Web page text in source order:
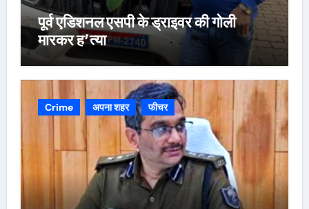
पूर्व एडिशनल एसपी के ड्राइवर की गोली
मारकर ह’त्या
Crime अपना शहर फीचर